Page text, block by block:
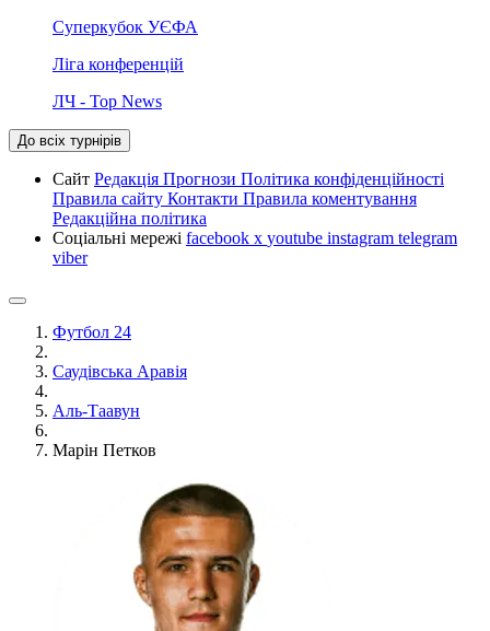
Суперкубок УЄФА
Ліга конференцій
ЛЧ - Top News
До всіх турнірів
Сайт Редакція Прогнози Політика конфіденційності
Правила сайту Контакти Правила коментування
Редакційна політика
Соціальні мережі facebook x youtube instagram telegram
viber
Футбол 24
Саудівська Аравія
Аль-Таавун
Марін Петков